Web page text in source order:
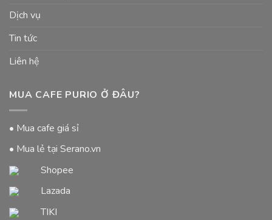
Dịch vụ
Tin tức
Liên hệ
MUA CAFE PURIO Ở ĐÂU?
• Mua cafe giá sỉ
• Mua lẻ tại Serano.vn
Shopee
Lazada
TIKI